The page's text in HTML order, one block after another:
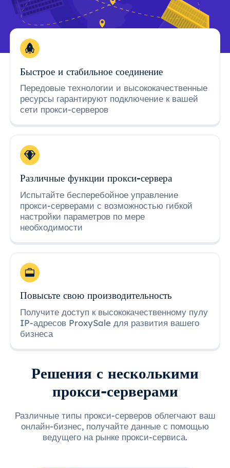
Быстрое и стабильное соединение
Передовые технологии и высококачественные
ресурсы гарантируют подключение к вашей
сети прокси-серверов
Различные функции прокси-сервера
Испытайте бесперебойное управление
прокси-серверами с возможностью гибкой
настройки параметров по мере
необходимости
Повысьте свою производительность
Получите доступ к высококачественному пулу
IP-адресов ProxySale для развития вашего
бизнеса
Решения с несколькими
прокси-серверами
Различные типы прокси-серверов облегчают ваш
онлайн-бизнес, получайте данные с помощью
ведущего на рынке прокси-сервиса.